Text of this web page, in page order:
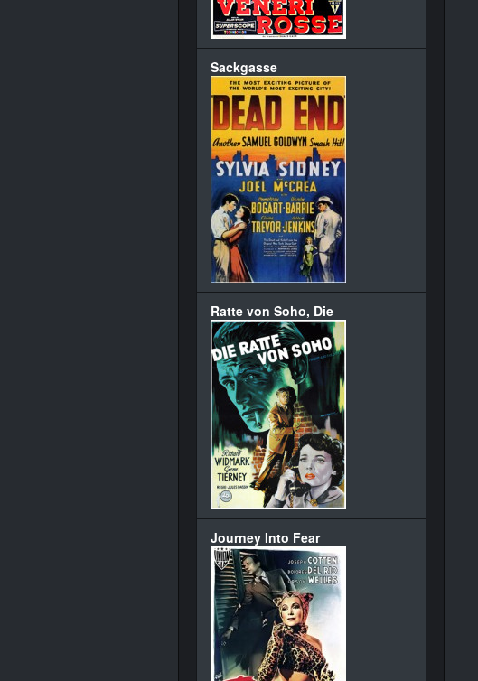
Sackgasse
Ratte von Soho, Die
Journey Into Fear